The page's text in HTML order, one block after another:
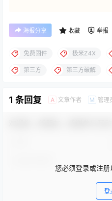
海报分享 收藏 举报
免费固件 极米Z4X
第三方 第三方破解
1 条回复 A 文章作者 M 管理
您必须登录或注
登